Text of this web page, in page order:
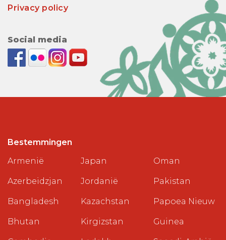
Privacy policy
Social media
Bestemmingen
Armenië
Azerbeidzjan
Bangladesh
Bhutan
Japan
Jordanië
Kazachstan
Kirgizstan
Oman
Pakistan
Papoea Nieuw
Guinea